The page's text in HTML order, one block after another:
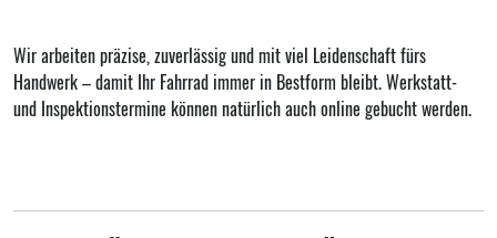
Wir arbeiten präzise, zuverlässig und mit viel Leidenschaft fürs
Handwerk – damit Ihr Fahrrad immer in Bestform bleibt. Werkstatt-
und Inspektionstermine können natürlich auchonline gebucht werden.